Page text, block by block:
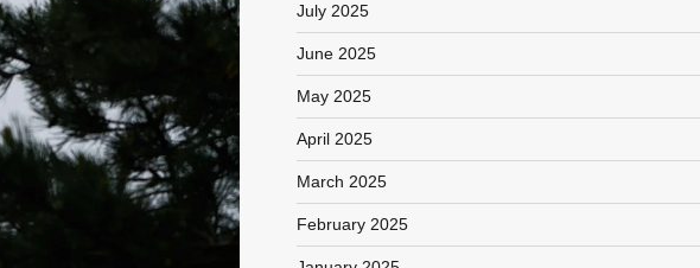
July 2025
June 2025
May 2025
April 2025
March 2025
February 2025